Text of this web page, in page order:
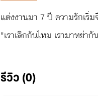
แต่งงานมา 7 ปี ความรักเริ่
"เราเลิกกันไหม เรามาหย่ากั
รีวิว (0)